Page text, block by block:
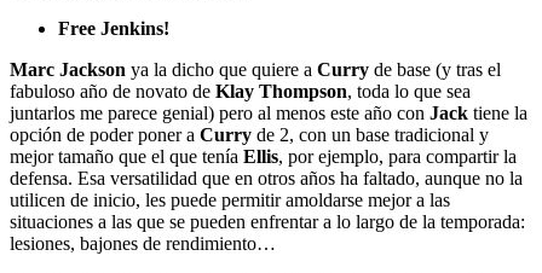
Free Jenkins!
Marc Jackson ya la dicho que quiere a Curry de base (y tras el
fabuloso año de novato de Klay Thompson, toda lo que sea
juntarlos me parece genial) pero al menos este año con Jack tiene la
opción de poder poner a Curry de 2, con un base tradicional y
mejor tamaño que el que tenía Ellis, por ejemplo, para compartir la
defensa. Esa versatilidad que en otros años ha faltado, aunque no la
utilicen de inicio, les puede permitir amoldarse mejor a las
situaciones a las que se pueden enfrentar a lo largo de la temporada:
lesiones, bajones de rendimiento…